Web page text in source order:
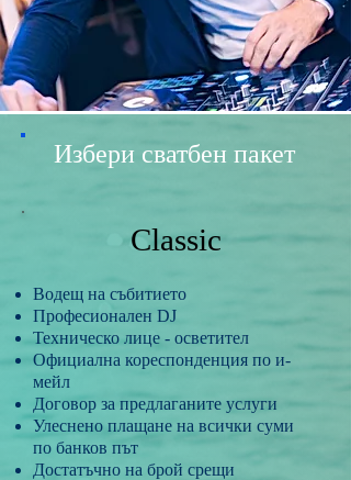
Избери сватбен пакет
Classic
Водещ на събитието
Професионален DJ
Техническо лице - осветител
Официална кореспонденция по и-
мейл
Договор за предлаганите услуги
Улеснено плащане на всички суми
по банков път
Достатъчно на брой срещи